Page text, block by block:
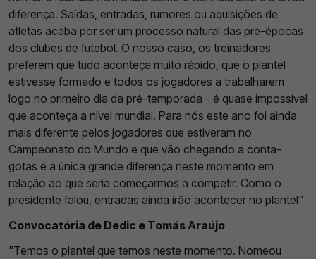
diferença. Saídas, entradas, rumores ou aquisições de
atletas acaba por ser um processo natural das pré-épocas
dos clubes de futebol. O nosso caso, os treinadores
preferem que tudo aconteça muito rápido, que o plantel
estivesse formado e todos os jogadores a trabalharem
logo no primeiro dia da pré-temporada - é quase impossível
que aconteça a nível mundial. Para nós este ano foi ainda
mais diferente pelos jogadores que estiveram no
Campeonato do Mundo e que vão chegando a conta-
gotas é a única grande diferença neste momento em
relação ao que seria começarmos a competir. Como o
presidente falou, entradas ainda irão acontecer no plantel"
Convocatória de Dedic e Tomás Araújo
"Temos o plantel que temos neste momento. Nomeou